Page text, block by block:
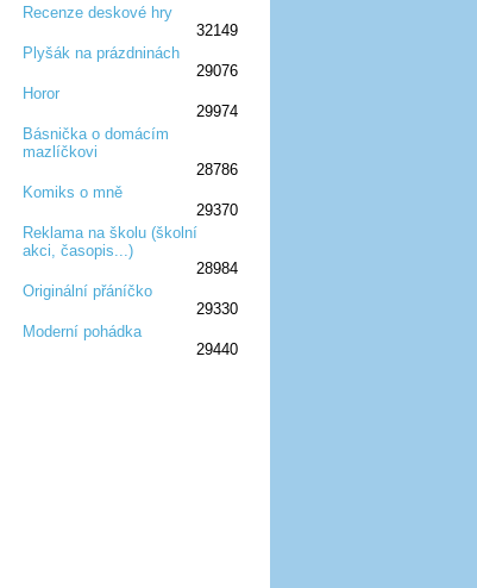
Recenze deskové hry
32149
Plyšák na prázdninách
29076
Horor
29974
Básnička o domácím
mazlíčkovi
28786
Komiks o mně
29370
:D
Reklama na školu (školní
akci, časopis...)
28984
Originální přáníčko
29330
Moderní pohádka
29440